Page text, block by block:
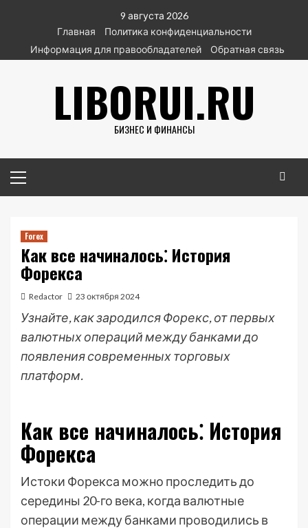
содержимому
9 августа 2026
Главная
Политика конфиденциальности
Информация для правообладателей
Обратная связь
LIBORUI.RU
БИЗНЕС И ФИНАНСЫ
меню
Forex
Как все начиналось⁚ История
Форекса
Redactor 23 октября 2024
Узнайте, как зародился Форекс, от первых
валютных операций между банками до
появления современных торговых
платформ.
Как все начиналось⁚ История
Форекса
Истоки Форекса можно проследить до
середины 20-го века, когда валютные
операции между банками проводились в